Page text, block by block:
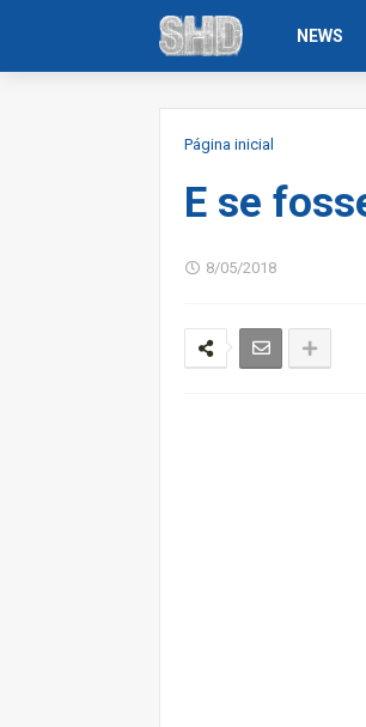
NEWS
Página inicial
E se
8/05/2018